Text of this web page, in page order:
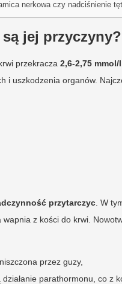
nerkowa czy nadciśnienie
jej przyczyny?
przekracza 2,6-2,75 mmol/l
i uszkodzenia organów.
przytarczyc . W
z kości do krwi.
przez guzy,
parathormonu, co z